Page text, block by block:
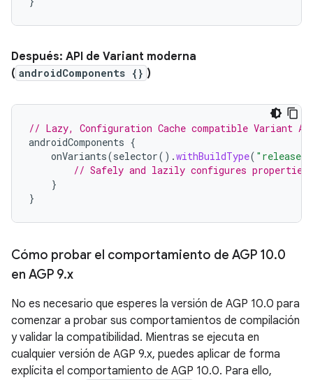
Después: API de Variant moderna
( androidComponents {} )
// Lazy, Configuration Cache compatible Variant
androidComponents {
onVariants(selector().withBuildType( "release"
// Safely and lazily configures properties
}
}
Cómo probar el comportamiento de AGP 10.0
en AGP 9.x
No es necesario que esperes la versión de AGP 10.0 para
comenzar a probar sus comportamientos de compilación
y validar la compatibilidad. Mientras se ejecuta en
cualquier versión de AGP 9.x, puedes aplicar de forma
explícita el comportamiento de AGP 10.0. Para ello,